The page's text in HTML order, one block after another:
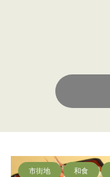
市街地 和食